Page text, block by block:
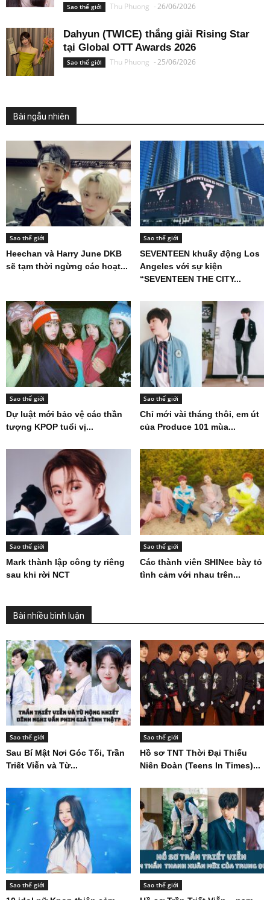
Sao thế giới Thu Phuong -26/06/2026
Dahyun (TWICE) thắng giải Rising Star
tại Global OTT Awards 2026
Sao thế giới Thu Phuong -25/06/2026
Bài ngẫu nhiên
Sao thế giới
Heechan và Harry June DKB
sẽ tạm thời ngừng các hoạt...
Sao thế giới
SEVENTEEN khuấy động Los
Angeles với sự kiện
“SEVENTEEN THE CITY...
Sao thế giới
Dự luật mới bảo vệ các thần
tượng KPOP tuổi vị...
Sao thế giới
Chỉ mới vài tháng thôi, em út
của Produce 101 mùa...
Sao thế giới
Mark thành lập công ty riêng
sau khi rời NCT
Sao thế giới
Các thành viên SHINee bày tỏ
tình cảm với nhau trên...
Bài nhiều bình luận
Sao thế giới
Sau Bí Mật Nơi Góc Tối, Trần
Triết Viễn và Từ...
Sao thế giới
Hồ sơ TNT Thời Đại Thiếu
Niên Đoàn (Teens In Times)...
Sao thế giới Sao thế giới